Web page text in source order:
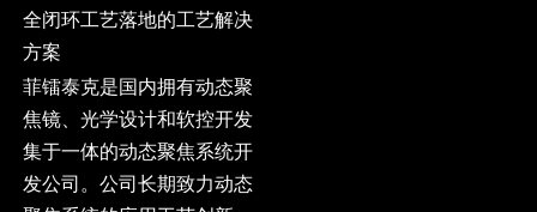
全闭环工艺落地的工艺解决
方案
菲镭泰克是国内拥有动态聚
焦镜、光学设计和软控开发
集于一体的动态聚焦系统开
发公司。公司长期致力动态